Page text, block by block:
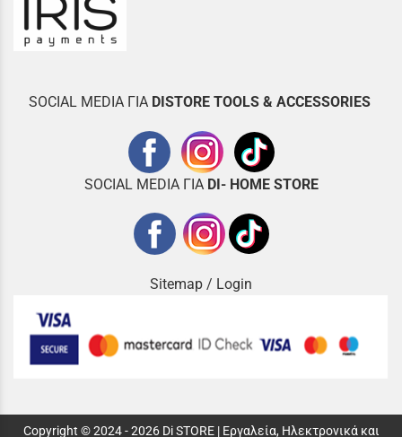
SOCIAL MEDIA ΓΙΑ DISTORE TOOLS & ACCESSORIES
SOCIAL MEDIA ΓΙΑ DI- HOME STORE
Sitemap / Login
Copyright © 2024 - 2026 Di STORE | Εργαλεία, Ηλεκτρονικά και